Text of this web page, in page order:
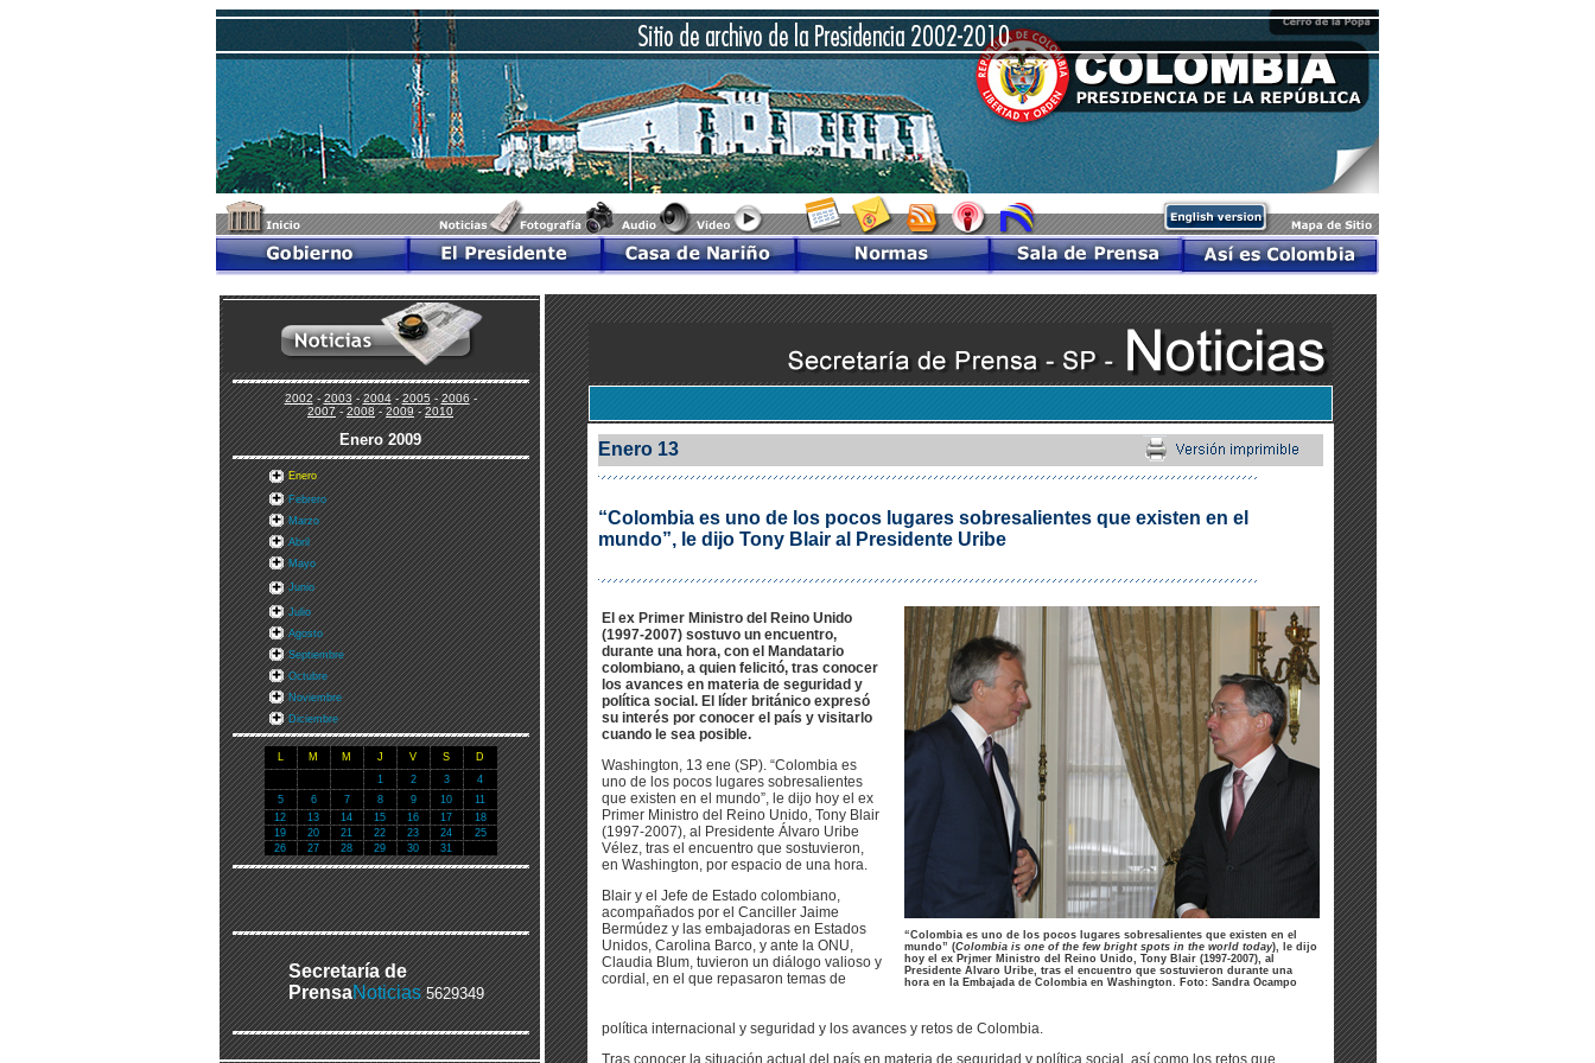
2002-2003-2004-2005-2006-
2007-2008-2009-2010
Enero2009
Enero
Febrero
Marzo
Abril
Mayo
Junio
Julio
Agosto
Septiembre
Octubre
Noviembre
Diciembre
L M M J V S
D
1
2 3
4
5
6 7 8 9 10
11
12
13 14 15 16 17
18
19
20 21 22 23 24
25
26
27 28 29 30 31
Secretaría de
PrensaNoticias 5629349
Enero 13
“Colombia es uno de los pocos lugares sobresalientes que existen en el
mundo”, le dijo Tony Blair al Presidente Uribe
El ex Primer Ministro del Reino Unido
(1997-2007) sostuvo un encuentro,
durante una hora, con el Mandatario
colombiano, a quien felicitó, tras conocer
los avances en materia de seguridad y
política social. El líder británico expresó
su interés por conocer el país y visitarlo
cuando le sea posible.
Washington, 13 ene (SP). “Colombia es
uno de los pocos lugares sobresalientes
que existen en el mundo”, le dijo hoy el ex
Primer Ministro del Reino Unido, Tony Blair
(1997-2007), al Presidente Álvaro Uribe
Vélez, tras el encuentro que sostuvieron,
en Washington, por espacio de una hora.
Blair y el Jefe de Estado colombiano,
acompañados por el Canciller Jaime
Bermúdez y las embajadoras en Estados
Unidos, Carolina Barco, y ante la ONU,
Claudia Blum, tuvieron un diálogo valioso y
cordial, en el que repasaron temas de
“Colombia es uno de los pocos lugares sobresalientes que existen en el
mundo” (Colombia is one of the few bright spots in the world today), le dijo
hoy el ex Primer Ministro del Reino Unido, Tony Blair (1997-2007), al
Presidente Álvaro Uribe, tras el encuentro que sostuvieron durante una
hora en la Embajada de Colombia en Washington. Foto: Sandra Ocampo
política internacional y seguridad y los avances y retos de Colombia.
Tras conocer la situación actual del país en materia de seguridad y política social, así como los retos que